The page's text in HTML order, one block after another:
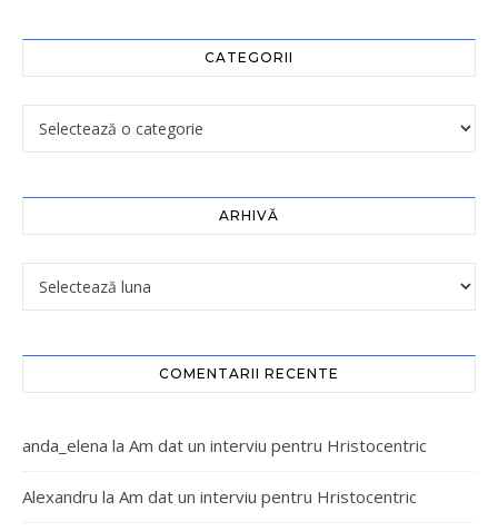
CATEGORII
ARHIVĂ
COMENTARII RECENTE
anda_elena la Am dat un interviu pentru Hristocentric
Alexandru la Am dat un interviu pentru Hristocentric